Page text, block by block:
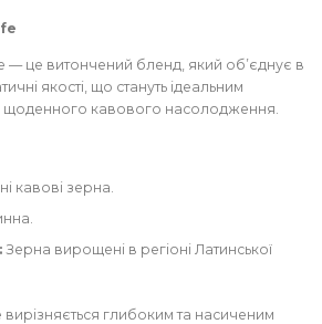
— це витончений бленд, який об’єднує в
якості, що стануть ідеальним
кавового насолодження.
кавові зерна.
Зерна вирощені в регіоні Латинської
вирізняється глибоким та насиченим